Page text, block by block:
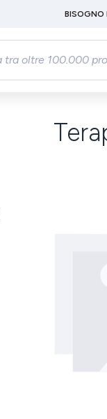
BISOGNO